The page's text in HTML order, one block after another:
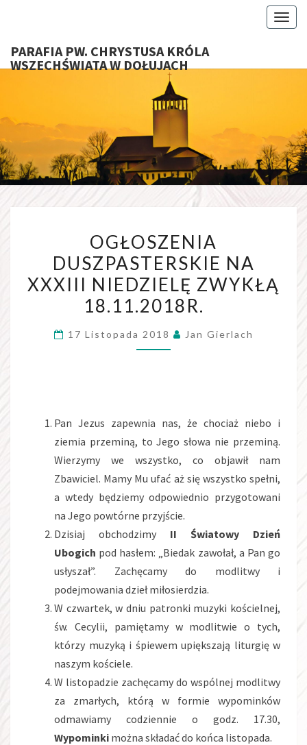
PARAFIA PW. CHRYSTUSA KRÓLA
WSZECHŚWIATA W DOŁUJACH
W
DUSZPASTERSKIE NA
XXXIII
NIEDZIELĘ
ZWYKŁĄ
OGŁOSZENIA
DUSZPASTERSKIE NA
XXXIII NIEDZIELĘ ZWYKŁĄ
18.11.2018R.
17 Listopada 2018 Jan Gierlach
Pan Jezus zapewnia nas, że chociaż niebo i
ziemia przeminą, to Jego słowa nie przeminą.
Wierzymy we wszystko, co objawił nam
Zbawiciel. Mamy Mu ufać aż się wszystko spełni,
a wtedy będziemy odpowiednio przygotowani
na Jego powtórne przyjście.
Dzisiaj obchodzimy II Światowy Dzień
Ubogich pod hasłem: „Biedak zawołał, a Pan go
usłyszał”. Zachęcamy do modlitwy i
podejmowania dzieł miłosierdzia.
W czwartek, w dniu patronki muzyki kościelnej,
św. Cecylii, pamiętamy w modlitwie o tych,
którzy muzyką i śpiewem upiększają liturgię w
naszym kościele.
W listopadzie zachęcamy do wspólnej modlitwy
za zmarłych, którą w formie wypominków
odmawiamy codziennie o godz. 17.30,
Wypominki można składać do końca listopada.